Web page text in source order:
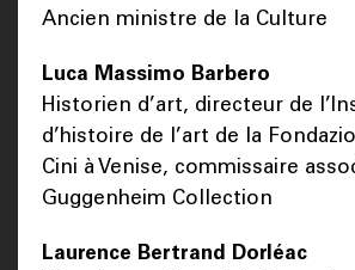
Ancien ministre de la Culture
Luca Massimo Barbero
Historien d’art, directeur de
d’histoire de l’art de la
Cini à Venise, commissaire
Guggenheim Collection
Laurence Bertrand Dorléac